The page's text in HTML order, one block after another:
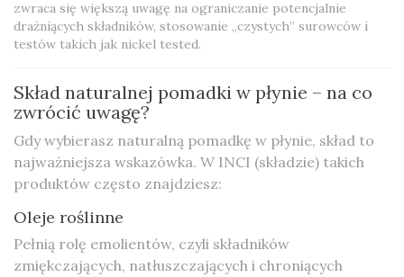
zwraca się większą uwagę na ograniczanie potencjalnie
drażniących składników, stosowanie „czystych” surowców i
testów takich jak nickel tested.
Skład naturalnej pomadki w płynie – na co
zwrócić uwagę?
Gdy wybierasz naturalną pomadkę w płynie, skład to
najważniejsza wskazówka. W INCI (składzie) takich
produktów często znajdziesz:
Oleje roślinne
Pełnią rolę emolientów, czyli składników
zmiękczających, natłuszczających i chroniących